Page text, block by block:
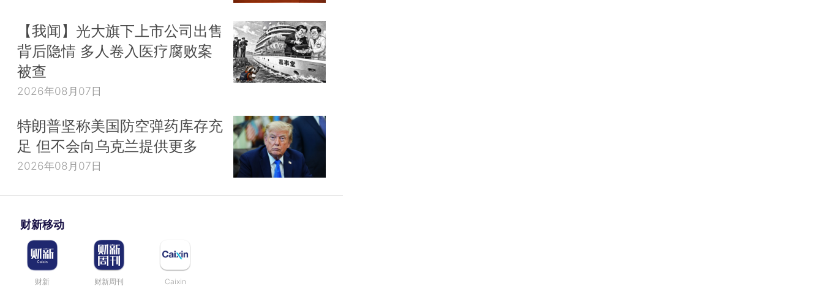
【我闻】光大旗下上市公司出售
背后隐情 多人卷入医疗腐败案
被查
2026年08月07日
特朗普坚称美国防空弹药库存充
足 但不会向乌克兰提供更多
2026年08月07日
财新移动
财新 财新周刊 Caixin